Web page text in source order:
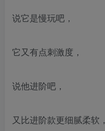
说它是慢玩吧，
它又有点刺激度，
说他进阶吧，
又比进阶款更细腻柔软，